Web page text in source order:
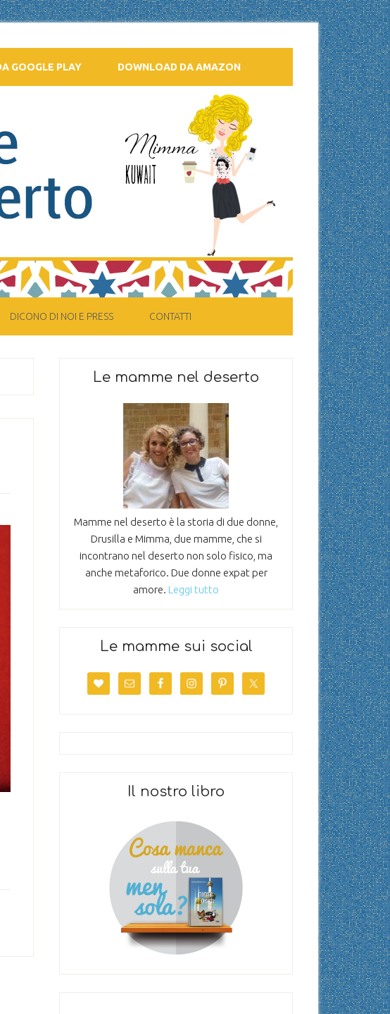
GOOGLE PLAY DOWNLOAD DA AMAZON
DICONO DI NOI E PRESS CONTATTI
Le mamme nel deserto
Mamme nel deserto è la storia di due donne,
Drusilla e Mimma, due mamme, che si
incontrano nel deserto non solo fisico, ma
anche metaforico. Due donne expat per
amore. Leggi tutto
Le mamme sui social
Il nostro libro